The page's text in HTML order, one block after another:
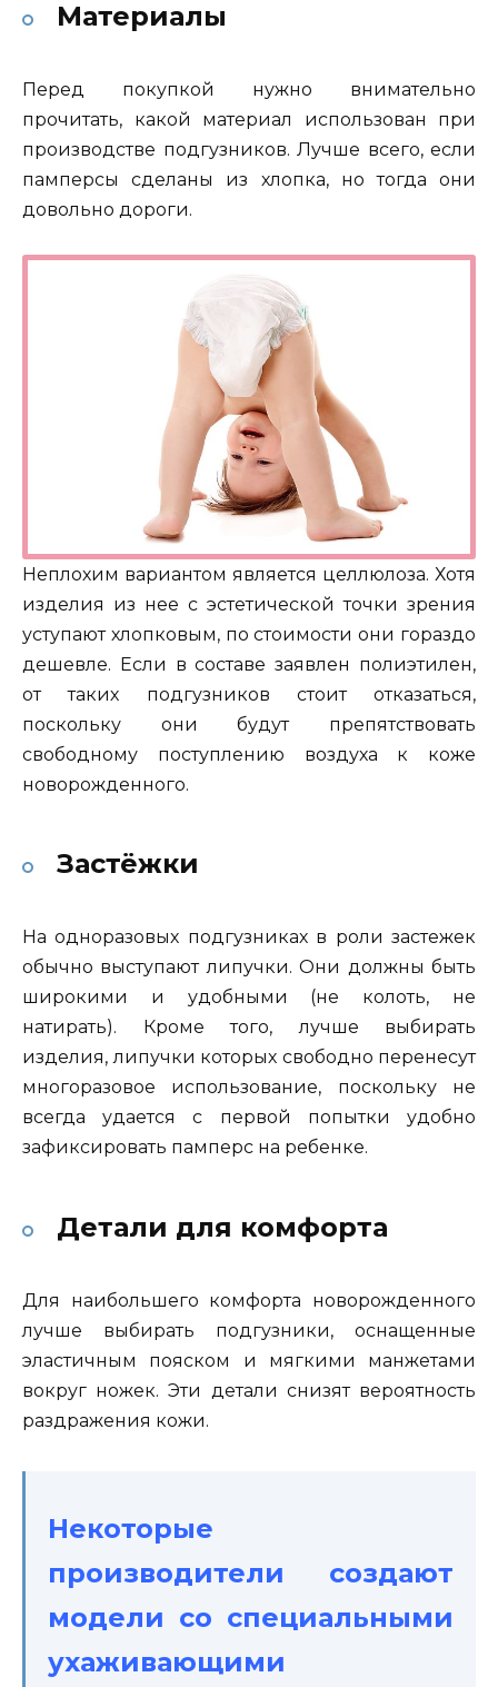
Материалы
Перед покупкой нужно внимательно
прочитать, какой материал использован при
производстве подгузников. Лучше всего, если
памперсы сделаны из хлопка, но тогда они
довольно дороги.
Неплохим вариантом является целлюлоза. Хотя
изделия из нее с эстетической точки зрения
уступают хлопковым, по стоимости они гораздо
дешевле. Если в составе заявлен полиэтилен,
от таких подгузников стоит отказаться,
поскольку они будут препятствовать
свободному поступлению воздуха к коже
новорожденного.
Застёжки
На одноразовых подгузниках в роли застежек
обычно выступают липучки. Они должны быть
широкими и удобными (не колоть, не
натирать). Кроме того, лучше выбирать
изделия, липучки которых свободно перенесут
многоразовое использование, поскольку не
всегда удается с первой попытки удобно
зафиксировать памперс на ребенке.
Детали для комфорта
Для наибольшего комфорта новорожденного
лучше выбирать подгузники, оснащенные
эластичным пояском и мягкими манжетами
вокруг ножек. Эти детали снизят вероятность
раздражения кожи.
Некоторые
производители создают
модели со специальными
ухаживающими